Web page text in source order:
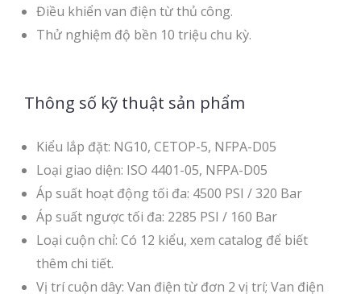
Điều khiển van điện từ thủ công.
Thử nghiệm độ bền 10 triệu chu kỳ.
Thông số kỹ thuật sản phẩm
Kiểu lắp đặt: NG10, CETOP-5, NFPA-D05
Loại giao diện: ISO 4401-05, NFPA-D05
Áp suất hoạt động tối đa: 4500 PSI / 320 Bar
Áp suất ngược tối đa: 2285 PSI / 160 Bar
Loại cuộn chỉ: Có 12 kiểu, xem catalog để biết
thêm chi tiết.
Vị trí cuộn dây: Van điện từ đơn 2 vị trí; Van điện